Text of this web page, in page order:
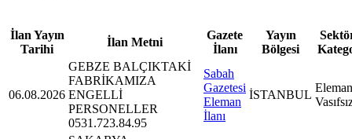
İlan Yayın
Tarihi
İlan Metni
Gazete
İlanı
Yayın
Bölgesi
06.08.2026
GEBZE BALÇIKTAKİ
FABRİKAMIZA
ENGELLİ
PERSONELLER
0531.723.84.95
Sabah
Gazetesi
Eleman
İlanı
İSTANBUL